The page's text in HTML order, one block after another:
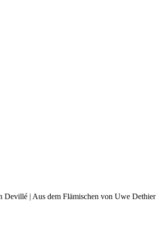
| Aus dem Flämischen von Uwe Dethier